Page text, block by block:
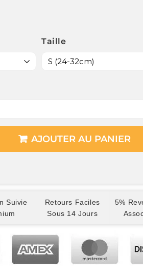
Taille
AJOUTER AU PANIER
Suivie
Retours Faciles
Sous 14 Jours
5%